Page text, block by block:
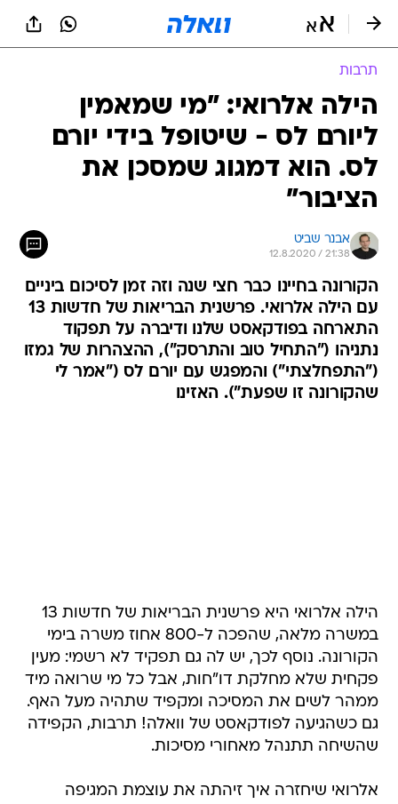
תרבות
הילה אלרואי: "מי שמאמין
ליורם לס - שיטופל בידי יורם
לס. הוא דמגוג שמסכן את
הציבור"
אבנר שביט
12.8.2020 / 21:38
הקורונה בחיינו כבר חצי שנה וזה זמן לסיכום ביניים
עם הילה אלרואי. פרשנית הבריאות של חדשות 13
התארחה בפודקאסט שלנו ודיברה על תפקוד
נתניהו ("התחיל טוב והתרסק"), ההצהרות של גמזו
("התפחלצתי") והמפגש עם יורם לס ("אמר לי
שהקורונה זו שפעת"). האזינו
הילה אלרואי היא פרשנית הבריאות של חדשות 13
במשרה מלאה, שהפכה ל-800 אחוז משרה בימי
הקורונה. נוסף לכך, יש לה גם תפקיד לא רשמי: מעין
פקחית שלא מחלקת דו"חות, אבל כל מי שרואה מיד
ממהר לשים את המסיכה ומקפיד שתהיה מעל האף.
גם כשהגיעה לפודקאסט של וואלה! תרבות, הקפידה
שהשיחה תתנהל מאחורי מסיכות.
אלרואי שיחזרה איך זיהתה את עוצמת המגיפה